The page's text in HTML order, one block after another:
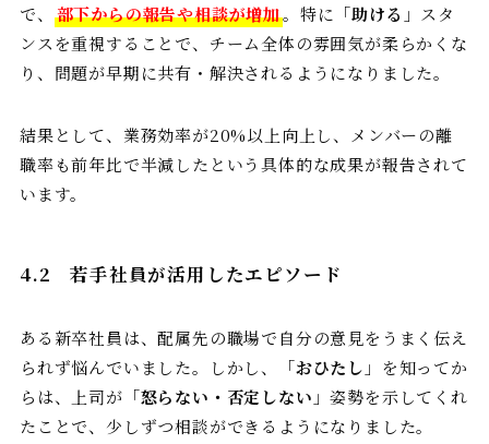
で、 部下からの報告や相談が増加。特に「助ける 」スタ
ンスを重視することで、チーム全体の雰囲気が柔らかくな
り、問題が早期に共有・解決されるようになりました。
結果として、業務効率が20%以上向上し、メンバーの離
職率も前年比で半減したという具体的な成果が報告されて
います。
4.2若手社員が活用したエピソード
ある新卒社員は、配属先の職場で自分の意見をうまく伝え
られず悩んでいました。しかし、「おひたし 」を知ってか
らは、上司が「怒らない・否定しない 」姿勢を示してくれ
たことで、少しずつ相談ができるようになりました。